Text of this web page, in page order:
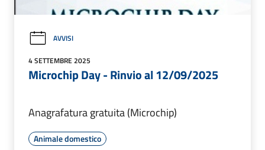
AVVISI
4 SETTEMBRE 2025
Microchip Day - Rinvio al 12/09/2025
Anagrafatura gratuita (Microchip)
Animale domestico